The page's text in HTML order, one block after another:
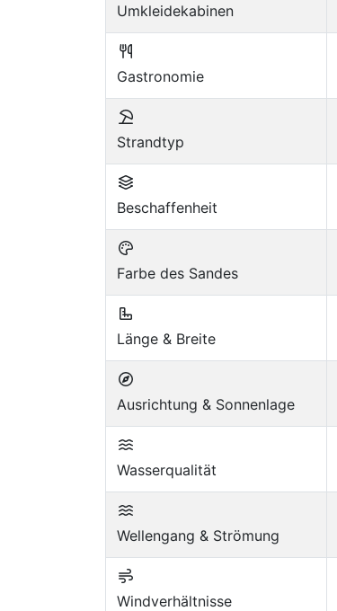
Umkleidekabinen
Gastronomie
Strandtyp
Beschaffenheit
Farbe des Sandes
Länge & Breite
Ausrichtung & Sonnenlage
Wasserqualität
Wellengang & Strömung
Windverhältnisse